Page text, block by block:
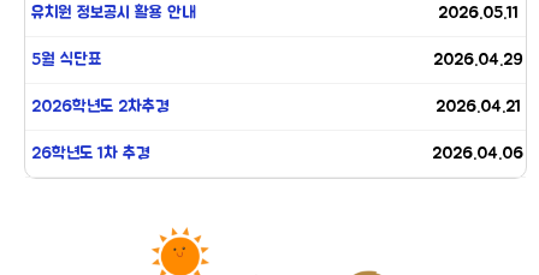
유치원 정보공시 활용 안내 2026.05.11
5월 식단표 2026.04.29
2026학년도 2차추경 2026.04.21
26학년도 1차 추경 2026.04.06